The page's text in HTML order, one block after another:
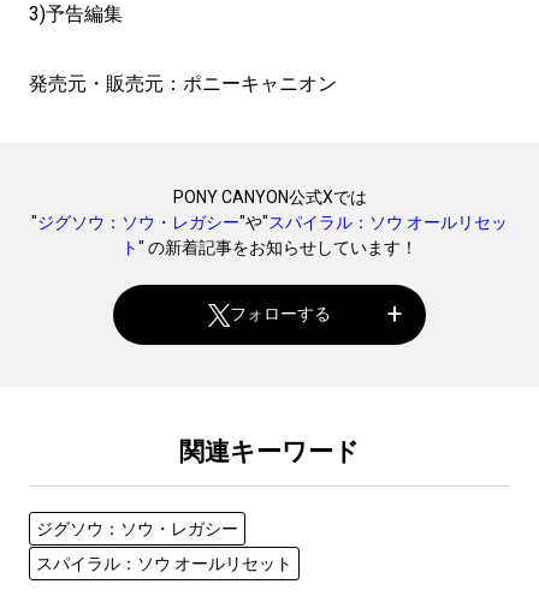
3)予告編集
発売元・販売元：ポニーキャニオン
PONY CANYON公式Xでは
"ジグソウ：ソウ・レガシー"や"スパイラル：ソウ オールリセッ
ト" の新着記事をお知らせしています！
フォローする
関連キーワード
ジグソウ：ソウ・レガシー
スパイラル：ソウ オールリセット